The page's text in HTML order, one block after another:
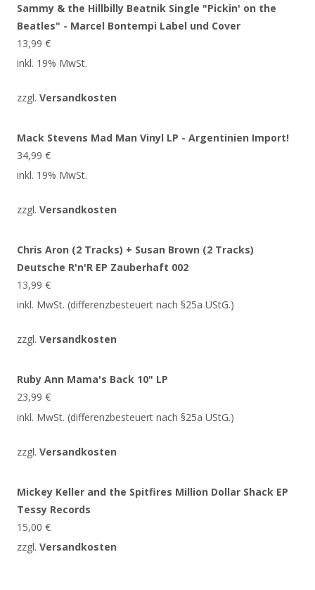
Sammy & the Hillbilly Beatnik Single "Pickin' on the
Beatles" - Marcel Bontempi Label und Cover
13,99 €
inkl. 19% MwSt.
zzgl. Versandkosten
Mack Stevens Mad Man Vinyl LP - Argentinien Import!
34,99 €
inkl. 19% MwSt.
zzgl. Versandkosten
Chris Aron (2 Tracks) + Susan Brown (2 Tracks)
Deutsche R'n'R EP Zauberhaft 002
13,99 €
inkl. MwSt. (differenzbesteuert nach §25a UStG.)
zzgl. Versandkosten
Ruby Ann Mama's Back 10" LP
23,99 €
inkl. MwSt. (differenzbesteuert nach §25a UStG.)
zzgl. Versandkosten
Mickey Keller and the Spitfires Million Dollar Shack EP
Tessy Records
15,00 €
zzgl. Versandkosten